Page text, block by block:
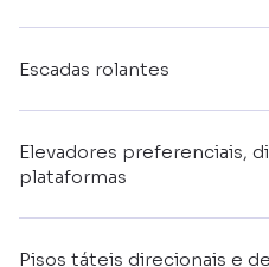
Escadas rolantes
Elevadores preferenciais,
plataformas
Pisos táteis direcionais e